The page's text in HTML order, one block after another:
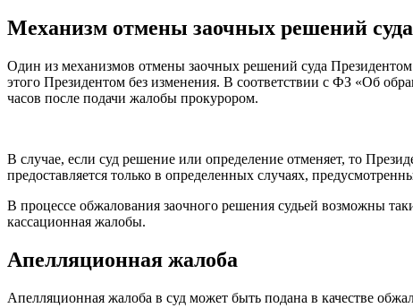
Механизм отмены заочных решений
Один из механизмов отмены заочных решений суда
этого Президентом без изменения. В соответствии с ФЗ «Об
часов после подачи жалобы прокурором.
В случае, если суд решение или определение отменяет, то
предоставляется только в определенных случаях,
В процессе обжалования заочного решения судьей возможны
кассационная жалобы.
Апелляционная жалоба
Апелляционная жалоба в суд может быть подана в качестве